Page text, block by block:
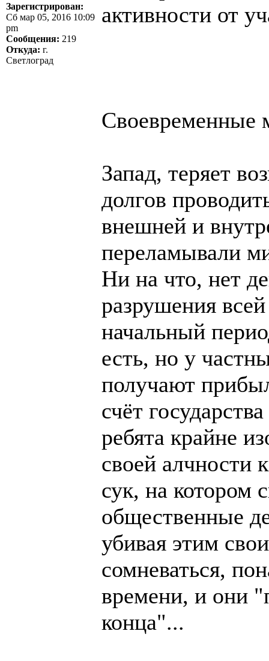
Зарегистрирован:
Сб мар 05, 2016 10:09
pm
Сообщения: 219
Откуда: г.
Светлоград
активности от
Своевременные
Запад, теряет
долгов
внешней и
переламывали
Ни на что, нет
разрушения
начальный
есть, но у
получают
счёт
ребята крайне
своей алчности
сук, на котором
общественные
убивая этим
сомневаться,
времени, и они
конца"...